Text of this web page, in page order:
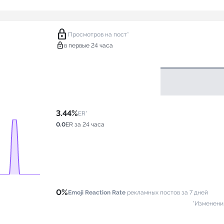
lock Просмотров на пост*
lock в первые 24 часа
3.44%ER*
0.0ER за 24 часа
0%Emoji Reaction Rate рекламных постов за 7 дней